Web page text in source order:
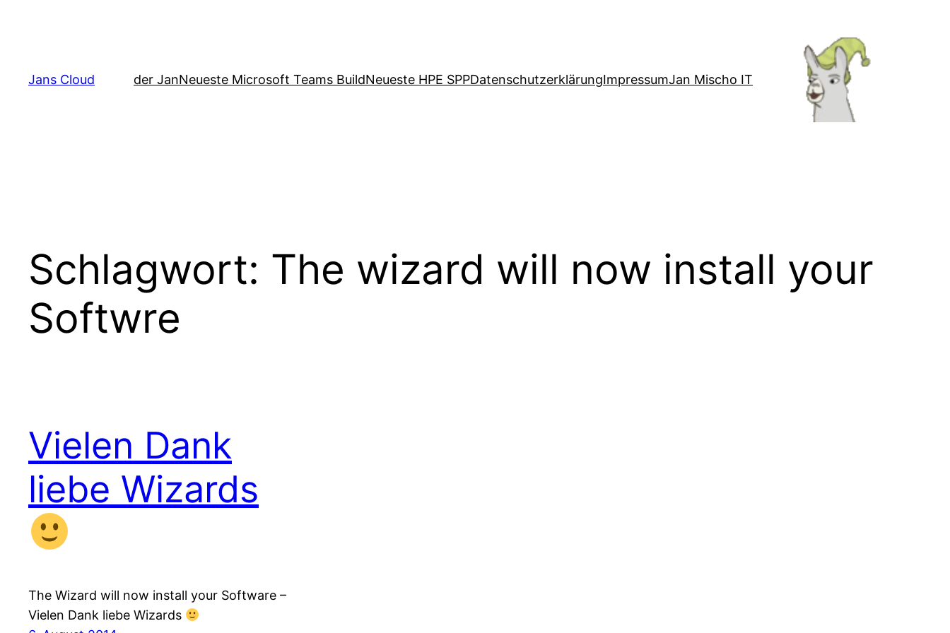
Jans Cloud
der JanNeueste Microsoft Teams BuildNeueste HPE SPPDatenschutzerklärungImpressumJan Mischo IT
Schlagwort: The wizard will now install your
Softwre
Vielen Dank
liebe Wizards
The Wizard will now install your Software –
Vielen Dank liebe Wizards